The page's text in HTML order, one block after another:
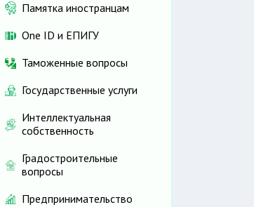
Памятка иностранцам
One ID и ЕПИГУ
Таможенные вопросы
Государственные услуги
Интеллектуальная
собственность
Градостроительные
вопросы
Предпринимательство